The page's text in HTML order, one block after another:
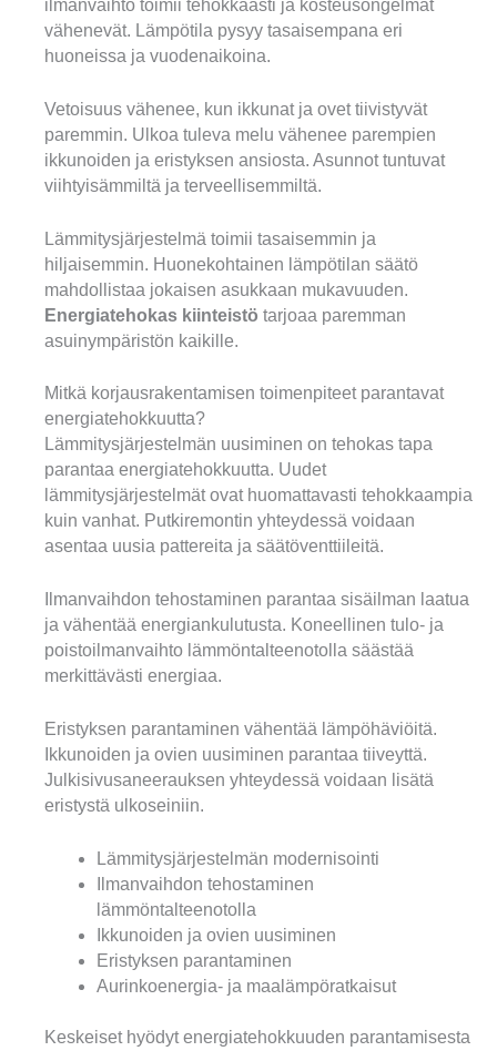
ilmanvaihto toimii tehokkaasti ja kosteusongelmat
vähenevät. Lämpötila pysyy tasaisempana eri
huoneissa ja vuodenaikoina.
Vetoisuus vähenee, kun ikkunat ja ovet tiivistyvät
paremmin. Ulkoa tuleva melu vähenee parempien
ikkunoiden ja eristyksen ansiosta. Asunnot tuntuvat
viihtyisämmiltä ja terveellisemmiltä.
Lämmitysjärjestelmä toimii tasaisemmin ja
hiljaisemmin. Huonekohtainen lämpötilan säätö
mahdollistaa jokaisen asukkaan mukavuuden.
Energiatehokas kiinteistö tarjoaa paremman
asuinympäristön kaikille.
Mitkä korjausrakentamisen toimenpiteet parantavat
energiatehokkuutta?
Lämmitysjärjestelmän uusiminen on tehokas tapa
parantaa energiatehokkuutta. Uudet
lämmitysjärjestelmät ovat huomattavasti tehokkaampia
kuin vanhat. Putkiremontin yhteydessä voidaan
asentaa uusia pattereita ja säätöventtiileitä.
Ilmanvaihdon tehostaminen parantaa sisäilman laatua
ja vähentää energiankulutusta. Koneellinen tulo- ja
poistoilmanvaihto lämmöntalteenotolla säästää
merkittävästi energiaa.
Eristyksen parantaminen vähentää lämpöhäviöitä.
Ikkunoiden ja ovien uusiminen parantaa tiiveyttä.
Julkisivusaneerauksen yhteydessä voidaan lisätä
eristystä ulkoseiniin.
Lämmitysjärjestelmän modernisointi
Ilmanvaihdon tehostaminen
lämmöntalteenotolla
Ikkunoiden ja ovien uusiminen
Eristyksen parantaminen
Aurinkoenergia- ja maalämpöratkaisut
Keskeiset hyödyt energiatehokkuuden parantamisesta